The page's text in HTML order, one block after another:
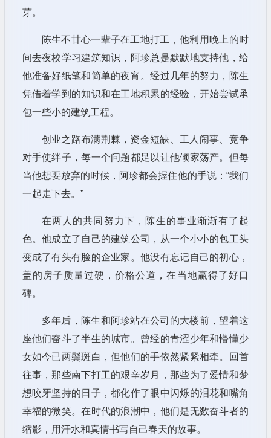
芽。
陈生不甘心一辈子在工地打工，他利用晚上的时
间去夜校学习建筑知识，阿珍总是默默地支持他，给
他准备好纸笔和简单的夜宵。经过几年的努力，陈生
凭借着学到的知识和在工地积累的经验，开始尝试承
包一些小的建筑工程。
创业之路布满荆棘，资金短缺、工人闹事、竞争
对手使绊子，每一个问题都足以让他倾家荡产。但每
当他想要放弃的时候，阿珍都会握住他的手说：“我们
一起走下去。”
在两人的共同努力下，陈生的事业渐渐有了起
色。他成立了自己的建筑公司，从一个小小的包工头
变成了有头有脸的企业家。他没有忘记自己的初心，
盖的房子质量过硬，价格公道，在当地赢得了好口
碑。
多年后，陈生和阿珍站在公司的大楼前，望着这
座他们奋斗了半生的城市。曾经的青涩少年和懵懂少
女如今已两鬓斑白，但他们的手依然紧紧相牵。回首
往事，那些南下打工的艰辛岁月，那些为了爱情和梦
想咬牙坚持的日子，都化作了眼中闪烁的泪花和嘴角
幸福的微笑。在时代的浪潮中，他们是无数奋斗者的
缩影，用汗水和真情书写自己春天的故事。